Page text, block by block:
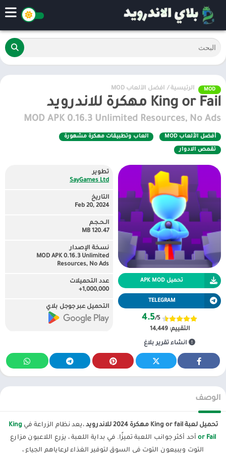
MOD الرئيسية / أفضل الألعاب MOD
King or Fail مهكرة للاندرويد
MOD APK 0.16.3 Unlimited Resources, No Ads
أفضل الألعاب MOD العاب وتطبيقات مهكرة مشهورة
تقمص الادوار
تحميل APK MOD
TELEGRAM
4.5/5
التقييم:14,449
انشاء تقرير بلاغ
تطوير
SayGames Ltd
التاريخ
Feb 20, 2024
الـحـجـم
120.47 MB
نسخة الإصدار
MOD APK 0.16.3 Unlimited
Resources, No Ads
عدد التحميلات
1,000,000+
التحميل عبر جوجل بلاي
الوصف
تحميل لعبة King or fail مهكرة 2024 للاندرويد ،يعد نظام الزراعة فيKing
or Fail أحد أكثر جوانب اللعبة تميزًا. في بداية اللعبة ، يزرع اللاعبون مزارع
التوت ويبيعون التوت في السوق لتوفير الغذاء لرعاياهم الجياع ،